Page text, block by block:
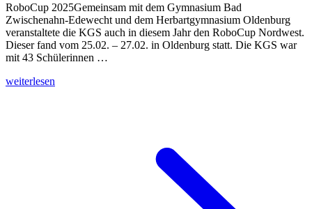
RoboCup 2025Gemeinsam mit dem Gymnasium Bad
Zwischenahn-Edewecht und dem Herbartgymnasium Oldenburg
veranstaltete die KGS auch in diesem Jahr den RoboCup Nordwest.
Dieser fand vom 25.02. – 27.02. in Oldenburg statt. Die KGS war
mit 43 Schülerinnen …
weiterlesen